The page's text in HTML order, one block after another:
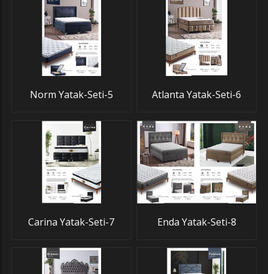
Norm Yatak-Seti-5 Atlanta Yatak-Seti-6
Carina Yatak-Seti-7 Enda Yatak-Seti-8